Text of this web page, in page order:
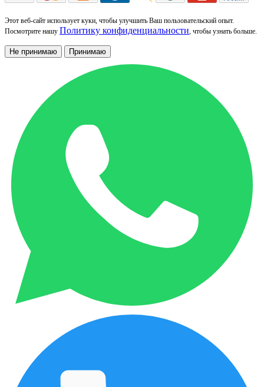
Этот веб-сайт использует куки, чтобы улучшить Ваш пользовательский опыт.
Посмотрите нашу Политику конфиденциальности, чтобы узнать больше.
Не принимаю Принимаю